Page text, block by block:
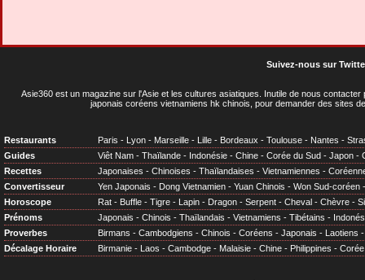
Suivez-nous sur
Asie360 est un magazine sur l'Asie et les cultures asiatiques . Inutile de nous
japonais coréens vietnamiens hk chinois, pour demander des sites
Restaurants Paris - Lyon - Marseille - Lille - Bordeaux - Toulouse - Nantes -
Guides
Viêt Nam - Thaïlande - Indonésie - Chine - Corée du Sud - Japon -
Recettes
Japonaises - Chinoises - Thaïlandaises - Vietnamiennes -
Convertisseur
Yen Japonais - Dong Vietnamien - Yuan Chinois - Won Sud-coréen
Horoscope
Rat - Buffle - Tigre - Lapin - Dragon - Serpent - Cheval - Chèvre -
Prénoms
Japonais - Chinois - Thaïlandais - Vietnamiens - Tibétains -
Proverbes
Birmans - Cambodgiens - Chinois - Coréens - Japonais - Laotiens
Décalage Horaire
Birmanie - Laos - Cambodge - Malaisie - Chine - Philippines - Corée